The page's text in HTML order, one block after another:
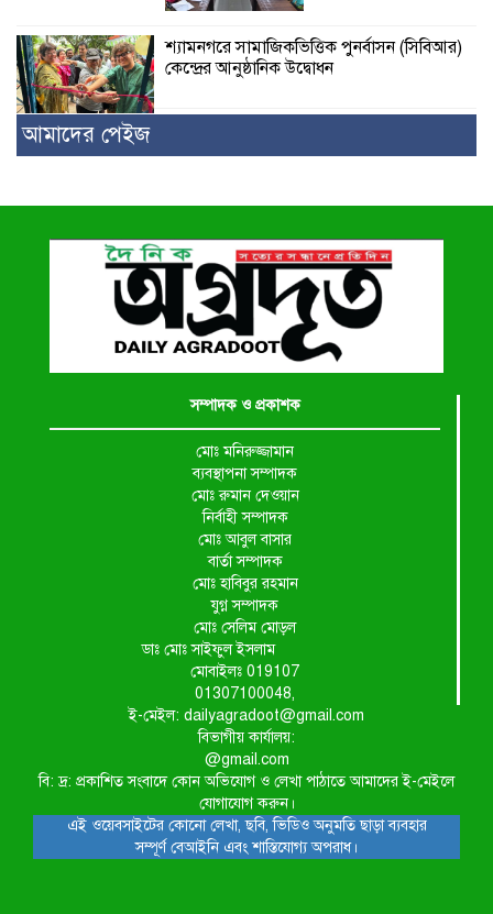
শ্যামনগরে সামাজিকভিত্তিক পুনর্বাসন (সিবিআর)
কেন্দ্রের আনুষ্ঠানিক উদ্বোধন
আমাদের পেইজ
সম্পাদক ও প্রকাশক
মোঃ মনিরুজ্জামান
ব্যবস্থাপনা সম্পাদক
মোঃ রুমান দেওয়ান
নির্বাহী সম্পাদক
মোঃ আবুল বাসার
বার্তা সম্পাদক
মোঃ হাবিবুর রহমান
যুগ্ন সম্পাদক
মোঃ সেলিম মোড়ল
ডাঃ মোঃ সাইফুল ইসলাম
মোবাইলঃ 019107
01307100048,
ই-মেইল: dailyagradoot@gmail.com
বিভাগীয় কার্যালয়:
@gmail.com
বি: দ্র: প্রকাশিত সংবাদে কোন অভিযোগ ও লেখা পাঠাতে আমাদের ই-মেইলে
যোগাযোগ করুন।
এই ওয়েবসাইটের কোনো লেখা, ছবি, ভিডিও অনুমতি ছাড়া ব্যবহার
সম্পূর্ণ বেআইনি এবং শাস্তিযোগ্য অপরাধ।